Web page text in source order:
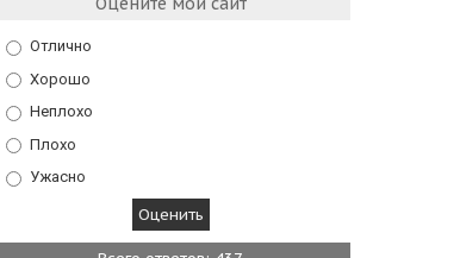
Отлично
Хорошо
Неплохо
Плохо
Ужасно